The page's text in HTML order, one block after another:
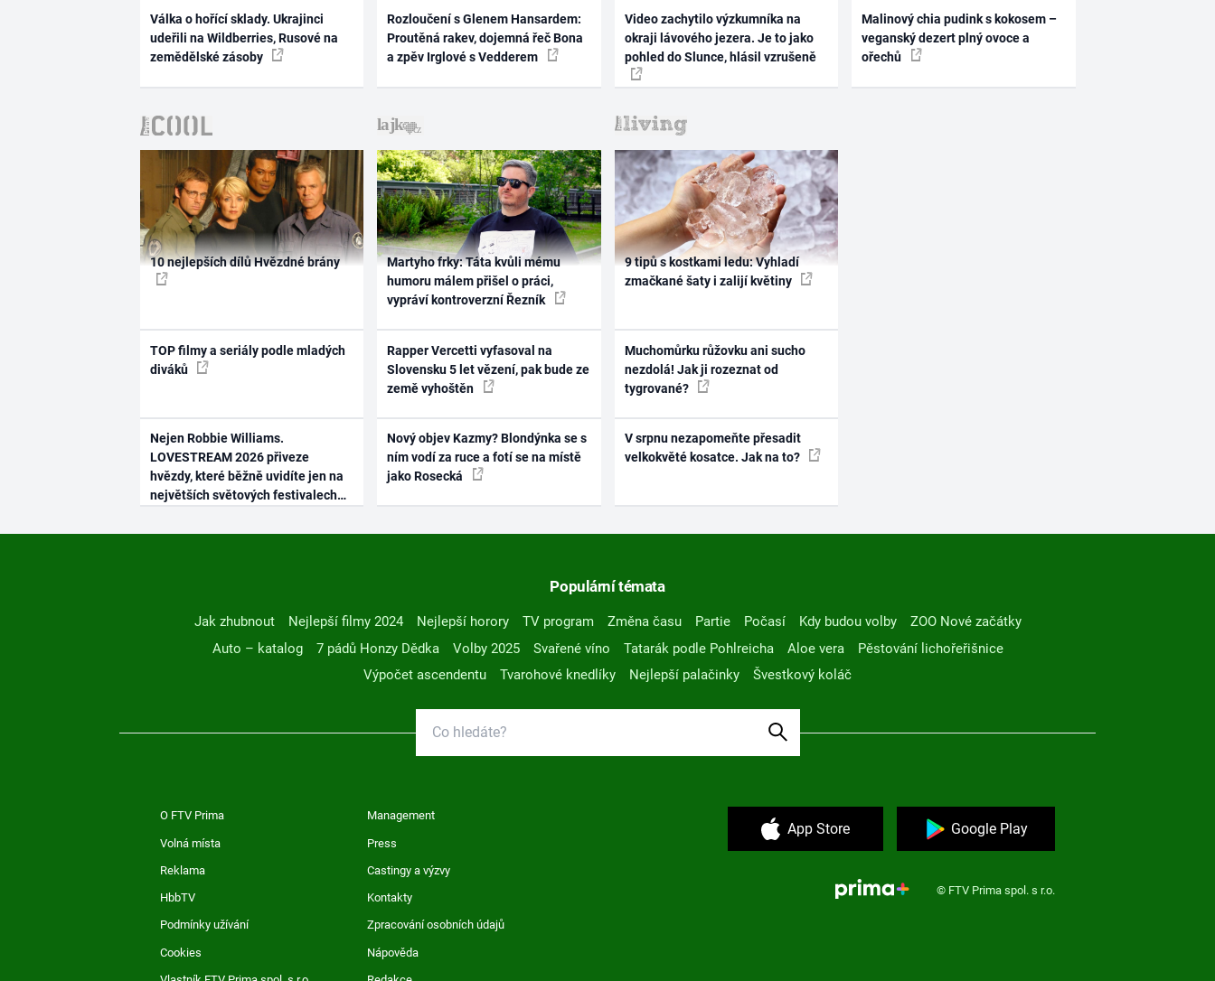
Válka o hořící sklady. Ukrajinci
udeřili na Wildberries, Rusové na
zemědělské zásoby
Rozloučení s Glenem Hansardem:
Proutěná rakev, dojemná řeč Bona
a zpěv Irglové s Vedderem
Video zachytilo výzkumníka na
okraji lávového jezera. Je to jako
pohled do Slunce, hlásil vzrušeně
Malinový chia pudink s kokosem –
veganský dezert plný ovoce a
ořechů
10 nejlepších dílů Hvězdné brány
TOP filmy a seriály podle mladých
diváků
Nejen Robbie Williams.
LOVESTREAM 2026 přiveze
hvězdy, které běžně uvidíte jen na
největších světových festivalech
Martyho frky: Táta kvůli mému
humoru málem přišel o práci,
vypráví kontroverzní Řezník
Rapper Vercetti vyfasoval na
Slovensku 5 let vězení, pak bude ze
země vyhoštěn
Nový objev Kazmy? Blondýnka se s
ním vodí za ruce a fotí se na místě
jako Rosecká
9 tipů s kostkami ledu: Vyhladí
zmačkané šaty i zalijí květiny
Muchomůrku růžovku ani sucho
nezdolá! Jak ji rozeznat od
tygrované?
V srpnu nezapomeňte přesadit
velkokvěté kosatce. Jak na to?
Populární témata
Jak zhubnout Nejlepší filmy 2024 Nejlepší horory TV program Změna času Partie Počasí Kdy budou volby
ZOO Nové začátky
Auto – katalog
7 pádů Honzy Dědka Volby 2025 Svařené víno Tatarák podle Pohlreicha Aloe vera
Pěstování lichořeřišnice
Výpočet ascendentu
Tvarohové knedlíky Nejlepší palačinky Švestkový koláč
O FTV Prima Management
Volná místa Press
Reklama Castingy a výzvy
HbbTV Kontakty
Podmínky užívání Zpracování osobních údajů
Cookies Nápověda
App Store Google Play
© FTV Prima spol. s r.o.